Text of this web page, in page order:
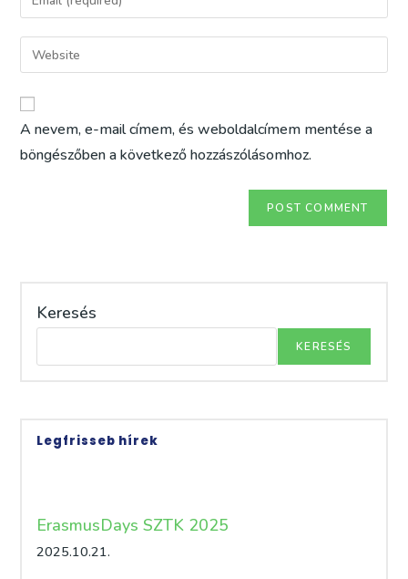
comment
your
email
address
comment
Enter
your
website
URL
(optional)
A nevem, e-mail címem, és weboldalcímem mentése a
böngészőben a következő hozzászólásomhoz.
Keresés
KERESÉS
Legfrisseb hírek
ErasmusDays SZTK 2025
2025.10.21.